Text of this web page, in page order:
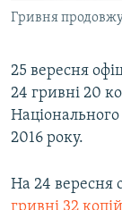
ІНФОГРАФІКА
ДОЛУЧАЙСЯ!
Усі сайти
Гривня
25 вересня
24 гривні 20
2016 року.
На 24 вересня